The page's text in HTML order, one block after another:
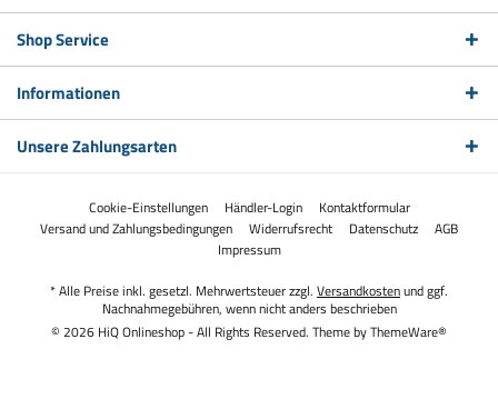
Shop Service
Informationen
Unsere Zahlungsarten
Cookie-Einstellungen Händler-Login
Kontaktformular
Versand und Zahlungsbedingungen
Widerrufsrecht Datenschutz
AGB
Impressum
* Alle Preise inkl. gesetzl. Mehrwertsteuer zzgl. Versandkostenund ggf.
Nachnahmegebühren, wenn nicht anders beschrieben
© 2026 HiQ Onlineshop - All Rights Reserved. Theme byThemeWare®